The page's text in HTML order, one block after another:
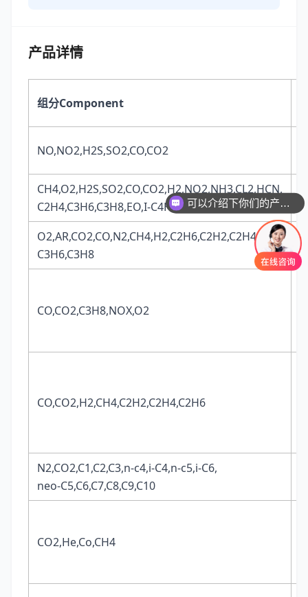
产品详情
组分Component
NO,NO2,H2S,SO2,CO,CO2
CH4,O2,H2S,SO2,CO,CO2,H2,NO2,NH3,CL2,HCN,
C2H4,C3H6,C3H8,EO,I-C4H8,I-C4H10,SF6
O2,AR,CO2,CO,N2,CH4,H2,C2H6,C2H2,C2H4,
C3H6,C3H8
CO,CO2,C3H8,NOX,O2
CO,CO2,H2,CH4,C2H2,C2H4,C2H6
N2,CO2,C1,C2,C3,n-c4,i-C4,n-c5,i-C6,
neo-C5,C6,C7,C8,C9,C10
CO2,He,Co,CH4
可以介绍下你们的产品么